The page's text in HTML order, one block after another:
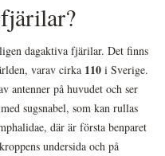
dagaktiva fjärilar. Det finns
varav cirka 110 i Sverige.
antenner på huvudet och ser
sugsnabel, som kan rullas
där är första benparet
undersida och på